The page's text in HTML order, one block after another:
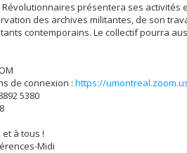
Révolutionnaires présentera ses
des archives militantes, de son
contemporains. Le collectif pourra
de connexion : https://
5380
à tous !
Midi